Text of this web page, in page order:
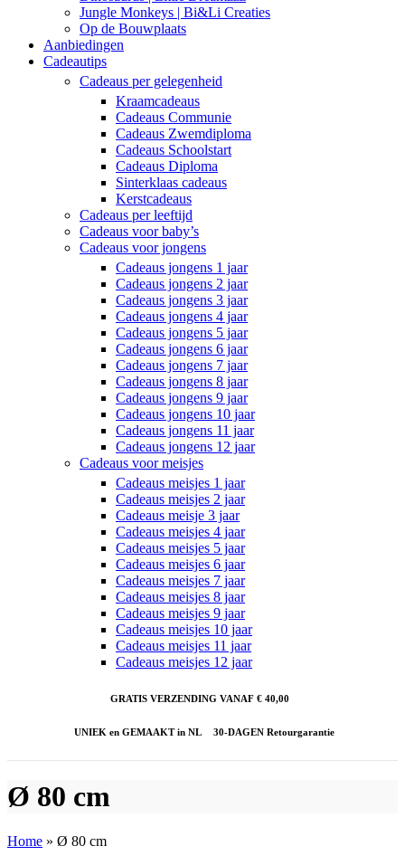
Jungle Monkeys | Bi&Li Creaties
Op de Bouwplaats
Aanbiedingen
Cadeautips
Cadeaus per gelegenheid
Kraamcadeaus
Cadeaus Communie
Cadeaus Zwemdiploma
Cadeaus Schoolstart
Cadeaus Diploma
Sinterklaas cadeaus
Kerstcadeaus
Cadeaus per leeftijd
Cadeaus voor baby’s
Cadeaus voor jongens
Cadeaus jongens 1 jaar
Cadeaus jongens 2 jaar
Cadeaus jongens 3 jaar
Cadeaus jongens 4 jaar
Cadeaus jongens 5 jaar
Cadeaus jongens 6 jaar
Cadeaus jongens 7 jaar
Cadeaus jongens 8 jaar
Cadeaus jongens 9 jaar
Cadeaus jongens 10 jaar
Cadeaus jongens 11 jaar
Cadeaus jongens 12 jaar
Cadeaus voor meisjes
Cadeaus meisjes 1 jaar
Cadeaus meisjes 2 jaar
Cadeaus meisje 3 jaar
Cadeaus meisjes 4 jaar
Cadeaus meisjes 5 jaar
Cadeaus meisjes 6 jaar
Cadeaus meisjes 7 jaar
Cadeaus meisjes 8 jaar
Cadeaus meisjes 9 jaar
Cadeaus meisjes 10 jaar
Cadeaus meisjes 11 jaar
Cadeaus meisjes 12 jaar
GRATIS VERZENDING VANAF € 40,00
UNIEK en GEMAAKT in NL 30-DAGEN Retourgarantie
Ø 80 cm
Home » Ø 80 cm